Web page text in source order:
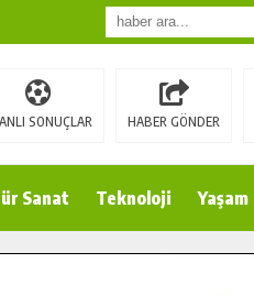
SONUÇLAR HABER GÖNDER
Sanat Teknoloji Yaşam